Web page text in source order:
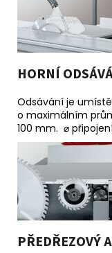
HORNÍ
Odsávání je
o maximálním
100 mm. ⌀
PŘEDŘEZOVÝ